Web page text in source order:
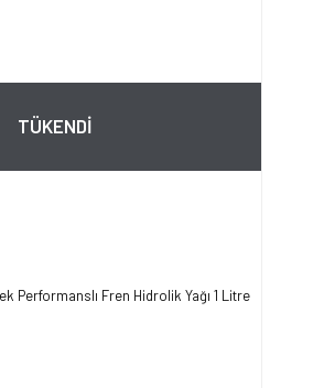
TÜKENDİ
Performanslı Fren Hidrolik Yağı 1 Litre